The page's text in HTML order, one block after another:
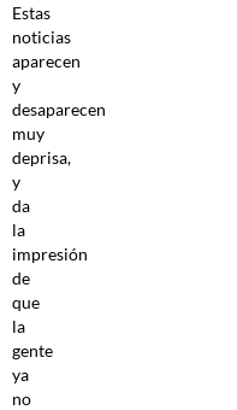
Estas
noticias
aparecen
y
desaparecen
muy
deprisa,
y
da
la
impresión
de
que
la
gente
ya
no